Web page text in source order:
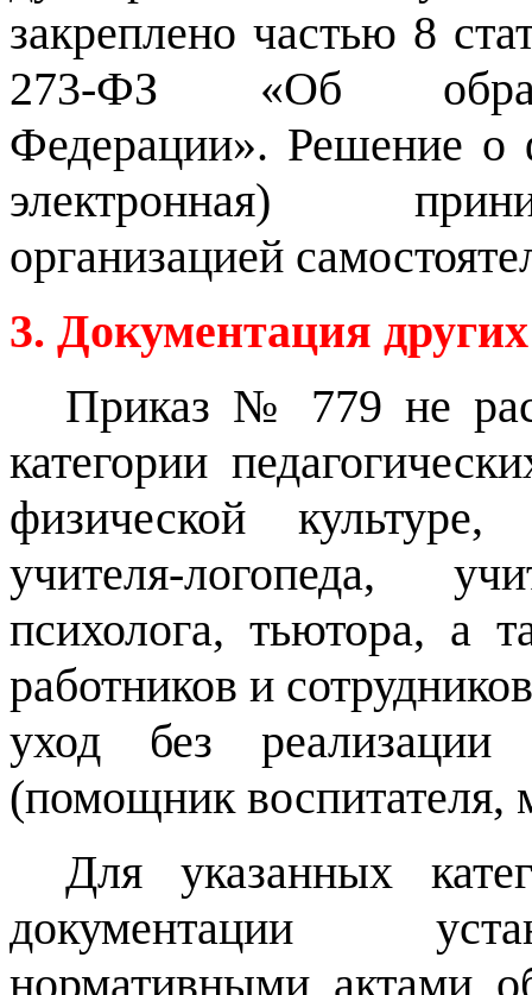
закреплено частью 8
273-ФЗ «Об
Федерации». Решение о
электронная)
организацией
3. Документация
Приказ № 779 не
категории
физической культуре,
учителя-логопеда,
психолога, тьютора, а
работников и
уход без реализации
(помощник воспитателя,
Для указанных
документации
нормативными актами